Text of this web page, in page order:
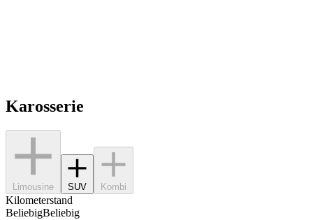
Karosserie
Limousine SUV Kombi
Kilometerstand
BeliebigBeliebig